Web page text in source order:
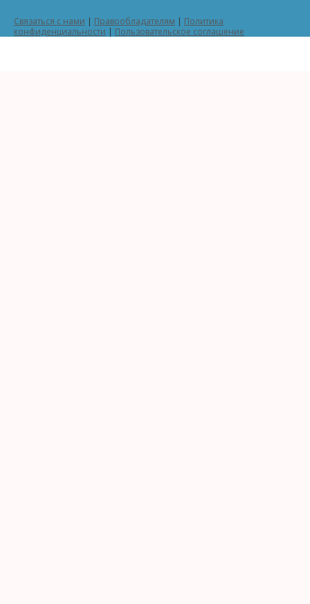
Связаться с нами | Правообладателям | Политика
конфиденциальности | Пользовательское соглашение